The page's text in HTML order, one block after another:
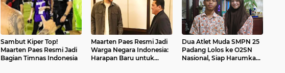
Sambut Kiper Top!
Maarten Paes Resmi Jadi
Bagian Timnas Indonesia
Maarten Paes Resmi Jadi
Warga Negara Indonesia:
Harapan Baru untuk
Dua Atlet Muda SMPN 25
Padang Lolos ke O2SN
Nasional, Siap Harumkan